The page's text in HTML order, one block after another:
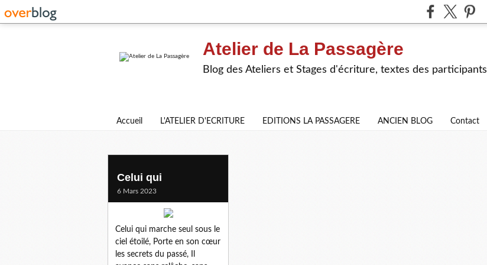
Atelier de La Passagère
Blog des Ateliers et Stages d'écriture, textes des participants
Accueil L'ATELIER D'ECRITURE EDITIONS LA PASSAGERE ANCIEN BLOG Contact
celui qui
Celui qui
6 Mars 2023
Celui qui marche seul sous le
ciel étoilé, Porte en son cœur
les secrets du passé, Il